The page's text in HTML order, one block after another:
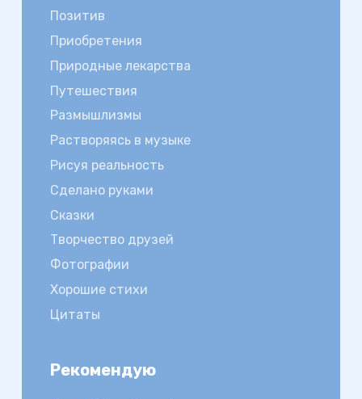
Позитив
Приобретения
Природные лекарства
Путешествия
Размышлизмы
Растворяясь в музыке
Рисуя реальность
Сделано руками
Сказки
Творчество друзей
Фотографии
Хорошие стихи
Цитаты
Рекомендую